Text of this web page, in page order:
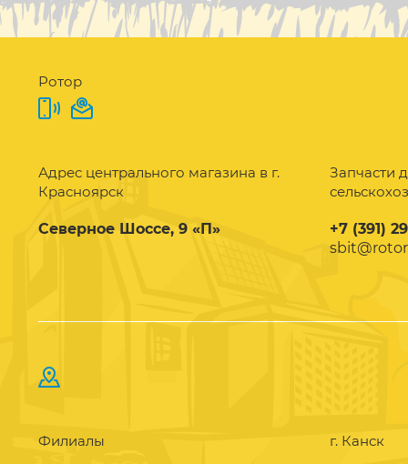
Ротор
Адрес центрального магазина в г.
Красноярск
Северное Шоссе, 9 «П»
Запчасти
+7 (391)
Филиалы г. Канск